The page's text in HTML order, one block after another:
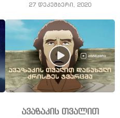
27 დეკემბერი, 2020
ავაზაკის თვალით